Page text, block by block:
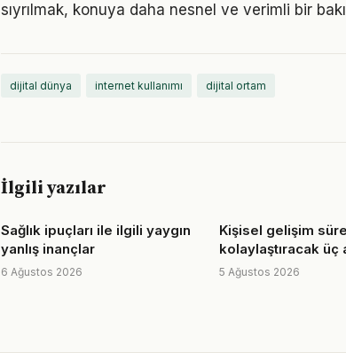
sıyrılmak, konuya daha nesnel ve verimli bir
dijital dünya internet kullanımı dijital ortam
İlgili yazılar
Sağlık ipuçları ile ilgili yaygın
yanlış inançlar
6 Ağustos 2026
Kişisel gelişim
kolaylaştıracak üç
5 Ağustos 2026